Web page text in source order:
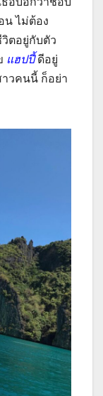
น ไม่ต้อง
ตอยู่กับตัว
แฮปปี้ดีอยู่
าวคนนี้ ก็อย่า